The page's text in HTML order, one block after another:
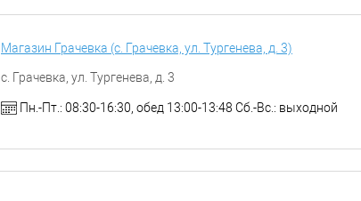
Магазин Грачевка (с. Грачевка, ул. Тургенева, д. 3)
с. Грачевка, ул. Тургенева, д. 3
Пн.-Пт.: 08:30-16:30, обед 13:00-13:48 Сб.-Вс.: выходной